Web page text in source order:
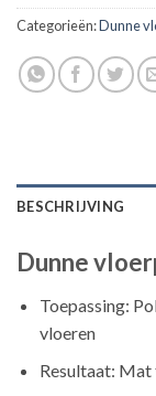
Categorieën:Dunne
BESCHRIJVING
Dunne
Toepassing:
vloeren
Resultaat: